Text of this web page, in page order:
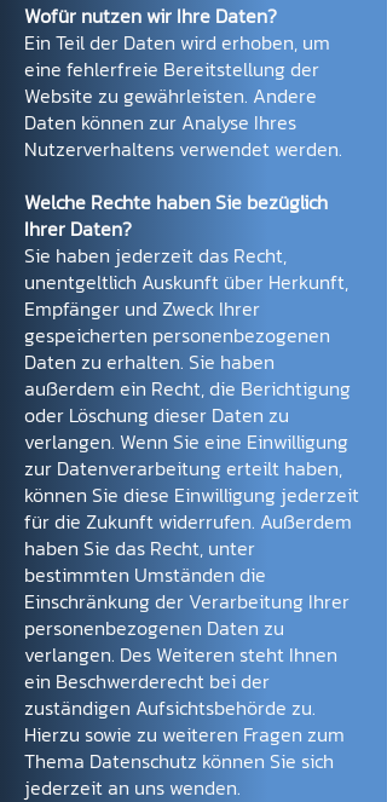
Wofür nutzen wir Ihre Daten?
Ein Teil der Daten wird erhoben, um
eine fehlerfreie Bereitstellung der
Website zu gewährleisten. Andere
Daten können zur Analyse Ihres
Nutzerverhaltens verwendet werden.
Welche Rechte haben Sie bezüglich
Ihrer Daten?
Sie haben jederzeit das Recht,
unentgeltlich Auskunft über Herkunft,
Empfänger und Zweck Ihrer
gespeicherten personenbezogenen
Daten zu erhalten. Sie haben
außerdem ein Recht, die Berichtigung
oder Löschung dieser Daten zu
verlangen. Wenn Sie eine Einwilligung
zur Datenverarbeitung erteilt haben,
können Sie diese Einwilligung jederzeit
für die Zukunft widerrufen. Außerdem
haben Sie das Recht, unter
bestimmten Umständen die
Einschränkung der Verarbeitung Ihrer
personenbezogenen Daten zu
verlangen. Des Weiteren steht Ihnen
ein Beschwerderecht bei der
zuständigen Aufsichtsbehörde zu.
Hierzu sowie zu weiteren Fragen zum
Thema Datenschutz können Sie sich
jederzeit an uns wenden.